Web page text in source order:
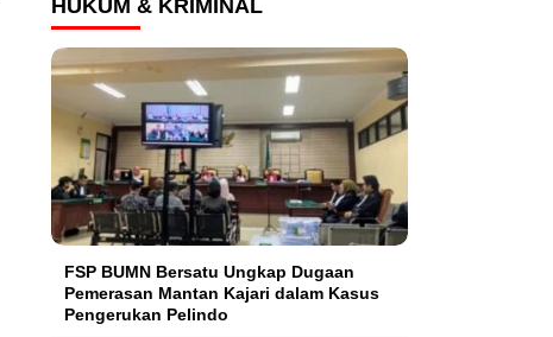
HUKUM & KRIMINAL
FSP BUMN Bersatu Ungkap Dugaan
Pemerasan Mantan Kajari dalam Kasus
Pengerukan Pelindo